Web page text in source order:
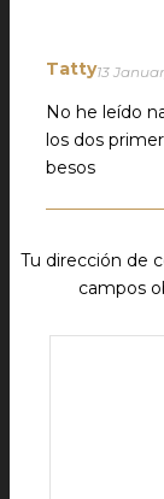
Tatty13
No he leído
los dos
besos
Tu dirección de
campos